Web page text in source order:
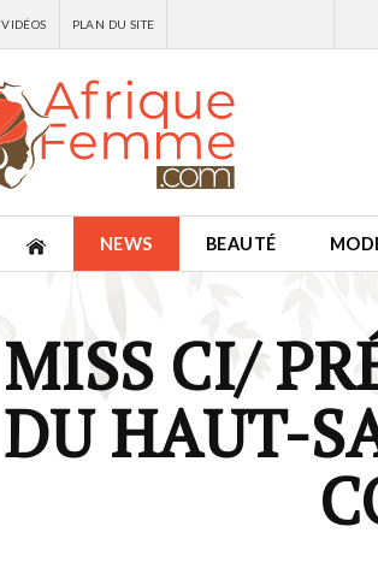
VIDÉOS PLAN DU SITE
NEWS BEAUTÉ
MISS CI/
DU HAUT-